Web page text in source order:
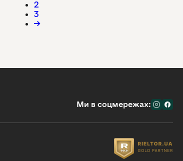
2
3
→
Ми в соцмережах: